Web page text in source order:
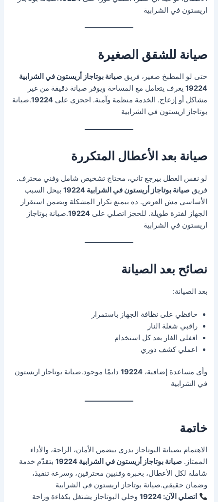
اريستون في الشرابية
صيانة للشقق الصغيرة
حتى لو المطبخ صغير، فريقصيانة بوتاجاز أريستون في الشرابية
19224 يعرف يتعامل مع المساحة ويوفر صيانة دقيقة من غير
مشاكل أو إزعاج. الخدمة منظمة وآمنة. احجزي على19224.صيانة
بوتاجاز اريستون في الشرابية
صيانة بعد الأعطال المتكررة
لو نفس العطل بيرجع تاني، محتاج تشخيص شامل وفني محترف.
فريقصيانة بوتاجاز أريستون في الشرابية 19224
بيحل السبب
الأساسي مش العرض. ده بيمنع تكرار المشكلة ويضمن استقرار
الجهاز لفترة طويلة. للحجز اتصلي على19224.صيانة بوتاجاز
اريستون في الشرابية
نصائح بعد الصيانة
بعد الصيانة:
حافظي على نظافة الجهاز باستمرار
راقبي شعلة النار
اقفلي الغاز بعد كل استخدام
اعملي كشف دوري
وأي مساعدة إضافية،19224 دايمًا موجود.صيانة بوتاجاز اريستون
في الشرابية
خاتمة
الاهتمام بصيانة البوتاجاز بدري بيضمن الأمان، الراحة، والأداء
الممتاز.صيانة بوتاجاز أريستون في الشرابية 19224
بتقدّم خدمة
شاملة لكل الأعطال، بخبرة وفنيين محترفين، وسرعة تنفيذ،
وضمان حقيقي.صيانة بوتاجاز اريستون في الشرابية
اتصلي الآن: 19224
وخلي البوتاجاز يشتغل بكفاءة وراحة